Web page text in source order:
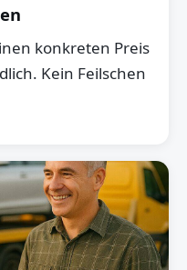
konkreten Preis
Kein Feilschen